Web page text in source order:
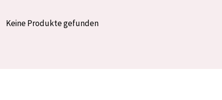
PRODUKTTYP
Keine Produkte gefunden